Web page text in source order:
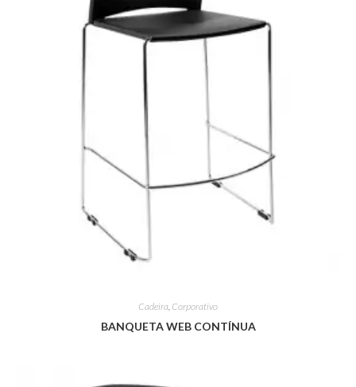
Cadeira Corporativo
BANQUETA WEB CONTÍNUA